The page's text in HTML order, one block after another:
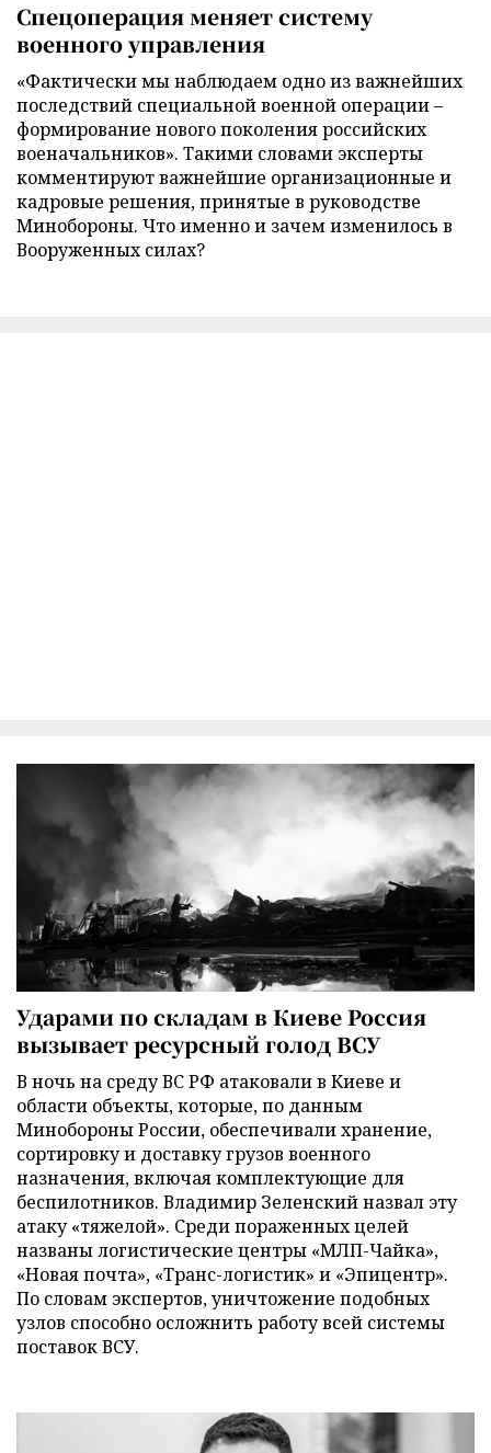
Спецоперация меняет систему
военного управления
«Фактически мы наблюдаем одно из важнейших
последствий специальной военной операции –
формирование нового поколения российских
военачальников». Такими словами эксперты
комментируют важнейшие организационные и
кадровые решения, принятые в руководстве
Минобороны. Что именно и зачем изменилось в
Вооруженных силах?
Ударами по складам в Киеве Россия
вызывает ресурсный голод ВСУ
В ночь на среду ВС РФ атаковали в Киеве и
области объекты, которые, по данным
Минобороны России, обеспечивали хранение,
сортировку и доставку грузов военного
назначения, включая комплектующие для
беспилотников. Владимир Зеленский назвал эту
атаку «тяжелой». Среди пораженных целей
названы логистические центры «МЛП-Чайка»,
«Новая почта», «Транс-логистик» и «Эпицентр».
По словам экспертов, уничтожение подобных
узлов способно осложнить работу всей системы
поставок ВСУ.